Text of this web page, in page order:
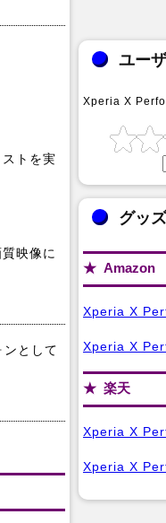
トを実
映像に
として
ユー
Xperia X
グッ
Amazon
Xperia X
Xperia X
楽天
Xperia X
Xperia X